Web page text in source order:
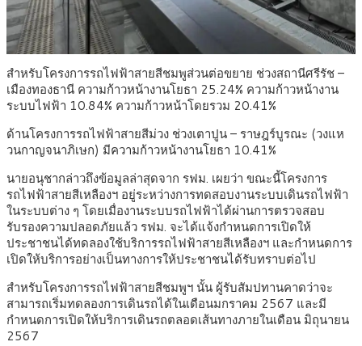
สำหรับโครงการรถไฟฟ้าสายสีชมพูส่วนต่อขยาย ช่วงสถานีศรีรัช –
เมืองทองธานี ความก้าวหน้างานโยธา 25.24% ความก้าวหน้างาน
ระบบไฟฟ้า 10.84% ความก้าวหน้าโดยรวม 20.41%
ด้านโครงการรถไฟฟ้าสายสีม่วง ช่วงเตาปูน – ราษฎร์บูรณะ (วงแห
วนกาญจนาภิเษก) มีความก้าวหน้างานโยธา 10.41%
นายอนุชากล่าวถึงข้อมูลล่าสุดจาก รฟม. เผยว่า ขณะนี้โครงการ
รถไฟฟ้าสายสีเหลืองฯ อยู่ระหว่างการทดสอบงานระบบเดินรถไฟฟ้า
ในระบบต่าง ๆ โดยเมื่องานระบบรถไฟฟ้าได้ผ่านการตรวจสอบ
รับรองความปลอดภัยแล้ว รฟม. จะได้แจ้งกำหนดการเปิดให้
ประชาชนได้ทดลองใช้บริการรถไฟฟ้าสายสีเหลืองฯ และกำหนดการ
เปิดให้บริการอย่างเป็นทางการให้ประชาชนได้รับทราบต่อไป
สำหรับโครงการรถไฟฟ้าสายสีชมพูฯ นั้น ผู้รับสัมปทานคาดว่าจะ
สามารถเริ่มทดลองการเดินรถได้ในเดือนมกราคม 2567 และมี
กำหนดการเปิดให้บริการเดินรถตลอดเส้นทางภายในเดือน มิถุนายน
2567